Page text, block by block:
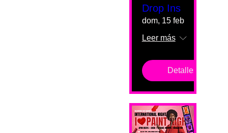
Drop Ins
dom, 15 feb
Leer más
Detalles